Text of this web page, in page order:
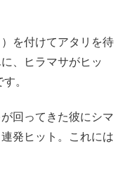
を付けてアタリを待
、ヒラマサがヒッ
。
回ってきた彼にシマ
発ヒット。これには